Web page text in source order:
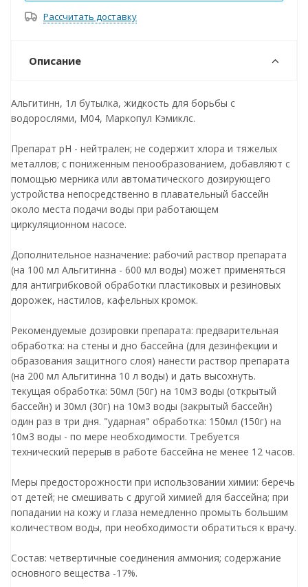
Рассчитать доставку
Описание
Альгитинн, 1л бутылка, жидкость для борьбы с
водорослями, М04, Маркопул Кэмиклс.
Препарат рН - нейтрален; не содержит хлора и тяжелых
металлов; с пониженным пенообразованием, добавляют с
помощью мерника или автоматического дозирующего
устройства непосредственно в плавательный бассейн
около места подачи воды при работающем
циркуляционном насосе.
Дополнительное назначение: рабочий раствор препарата
(на 100 мл Альгитинна - 600 мл воды) может применяться
для антигрибковой обработки пластиковых и резиновых
дорожек, настилов, кафельных кромок.
Рекомендуемые дозировки препарата: предварительная
обработка: на стены и дно бассейна (для дезинфекции и
образования защитного слоя) нанести раствор препарата
(на 200 мл Альгитинна 10 л воды) и дать высохнуть.
текущая обработка: 50мл (50г) на 10м3 воды (открытый
бассейн) и 30мл (30г) на 10м3 воды (закрытый бассейн)
один раз в три дня. "ударная" обработка: 150мл (150г) на
10м3 воды - по мере необходимости. Требуется
технический перерыв в работе бассейна не менее 12 часов.
Меры предосторожности при использовании химии: беречь
от детей; не смешивать с другой химией для бассейна; при
попадании на кожу и глаза немедленно промыть большим
количеством воды, при необходимости обратиться к врачу.
Состав: четвертичные соединения аммония; содержание
основного вещества -17%.